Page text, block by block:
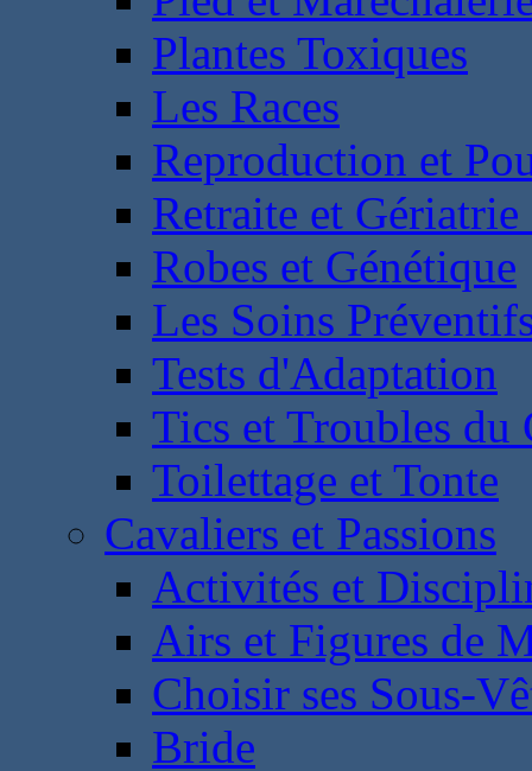
Plantes Toxiques
Les Races
Reproduction et
Retraite et
Robes et Génétique
Les Soins
Tests d'Adaptation
Tics et Troubles du
Toilettage et Tonte
Cavaliers et Passions
Activités et
Airs et Figures de
Choisir ses Sous-
Bride